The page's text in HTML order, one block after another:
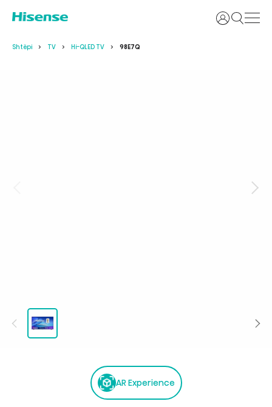
Identifikohu
Shtëpi TV Hi-QLED TV 98E7Q
AR Experience